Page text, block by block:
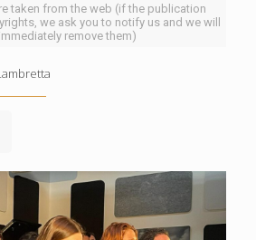
taken from the web (if the publication
we ask you to notify us and we will
immediately remove them)